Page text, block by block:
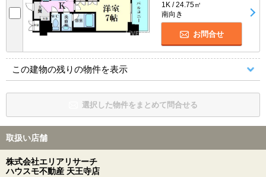
1K / 24.75㎡
南向き
お問合せ
この建物の残りの物件を表示
選択した物件をまとめて問合せる
取扱い店舗
株式会社エリアリサーチ
ハウスモ不動産 天王寺店